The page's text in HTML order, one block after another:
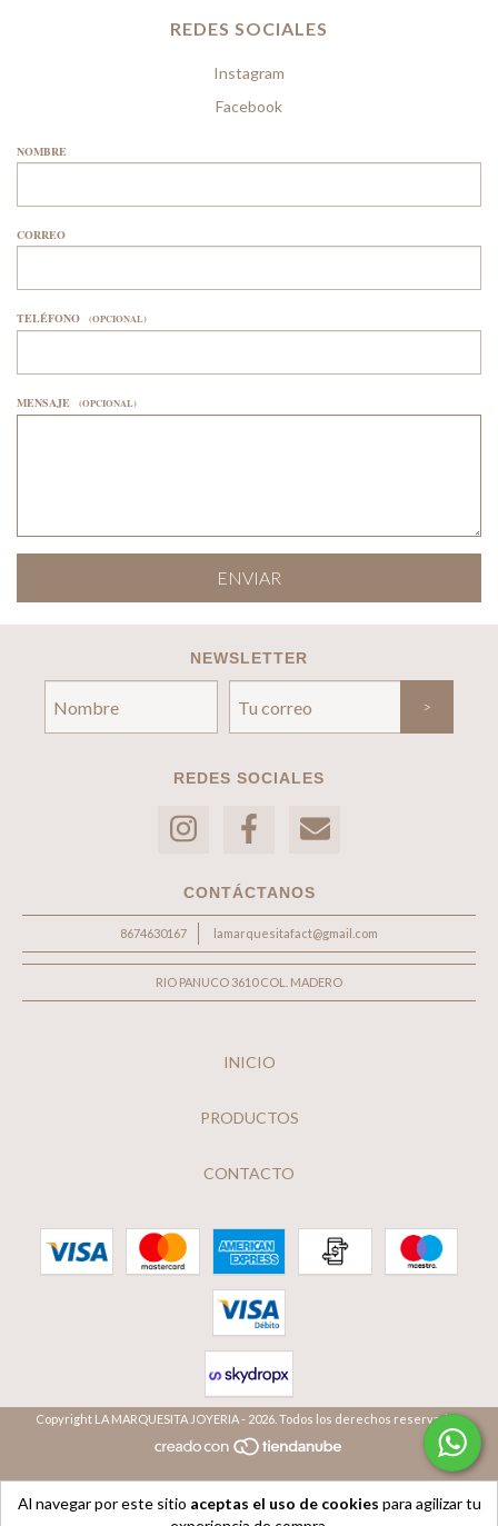
Al navegar por este sitio aceptas el uso de cookies para agilizar tu
REDES SOCIALES
Instagram
Facebook
NOMBRE
CORREO
TELÉFONO (OPCIONAL)
MENSAJE (OPCIONAL)
NEWSLETTER
REDES SOCIALES
CONTÁCTANOS
8674630167 lamarquesitafact@gmail.com
RIO PANUCO 3610 COL. MADERO
INICIO
PRODUCTOS
CONTACTO
Copyright LA MARQUESITA JOYERIA - 2026. Todos los derechos reservados.